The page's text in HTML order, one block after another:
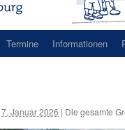
Termine Informationen
7. Januar 2026 | Die gesamte